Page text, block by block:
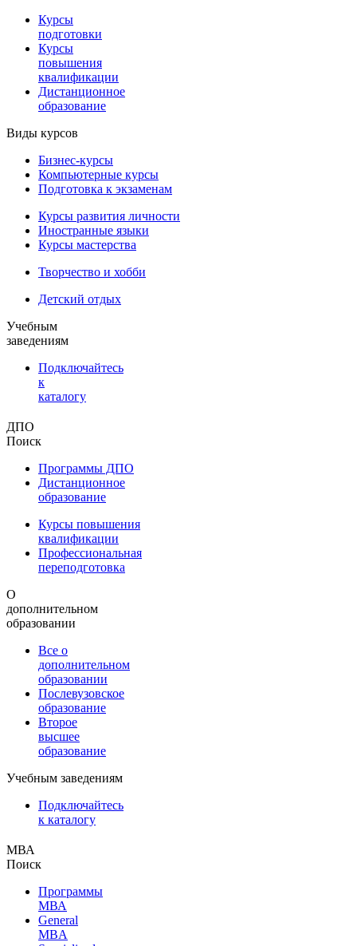
Курсы
подготовки
Курсы
повышения
квалификации
Дистанционное
образование
Виды курсов
Бизнес-курсы
Компьютерные курсы
Подготовка к экзаменам
Курсы развития личности
Иностранные языки
Курсы мастерства
Творчество и хобби
Детский отдых
Учебным
заведениям
Подключайтесь
к
каталогу
ДПО
Поиск
Программы ДПО
Дистанционное
образование
Курсы повышения
квалификации
Профессиональная
переподготовка
О
дополнительном
образовании
Все о
дополнительном
образовании
Послевузовское
образование
Второе
высшее
образование
Учебным заведениям
Подключайтесь
к каталогу
МВА
Поиск
Программы
МВА
General
MBA